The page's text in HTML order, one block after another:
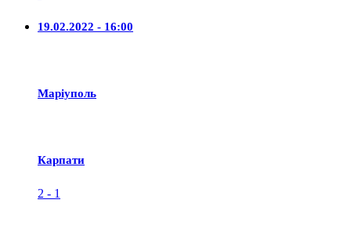
19.02.2022 - 16:00
Маріуполь
Карпати
2 - 1